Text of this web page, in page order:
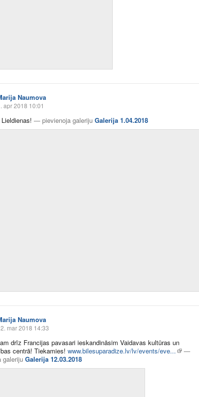
Naumova
apr 2018 10:01
— pievienoja galeriju Galerija 1.04.2018
Naumova
mar 2018 14:33
drīz Francijas pavasari ieskandināsim Vaidavas kultūras un
centrā! Tiekamies! www.bilesuparadize.lv/lv/events/eve...
—
galeriju Galerija 12.03.2018